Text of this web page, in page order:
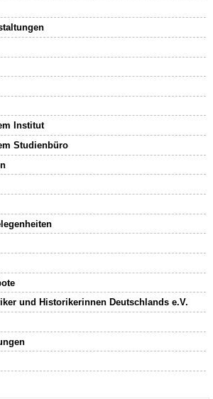
Institut
Studienbüro
und Historikerinnen Deutschlands e.V.